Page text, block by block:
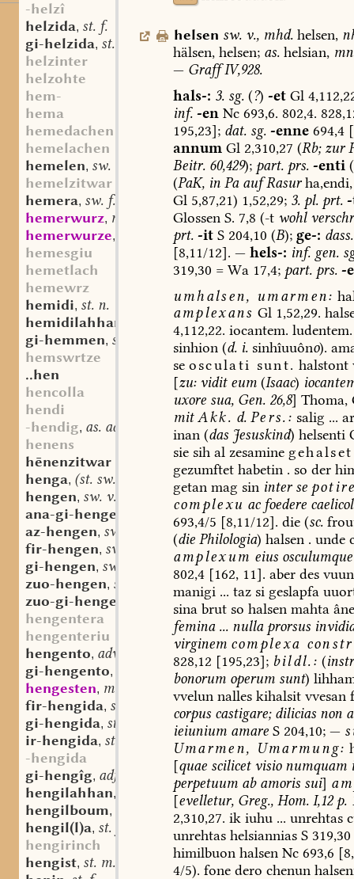
-helzî
helzida, st. f.
gi-helzida, st. f.
helzinter
helzohte
hem-
hema
hemedachen
hemelachen
hemelen, sw. v.
hemelzitwar
hemera, sw. f.
hemerwurz, mhd. st. f.
hemerwurze,
mhd. (st. sw.) f.
hemesgiu
hemetlach
hemewrz
hemidi, st. n.
hemidilahhan
gi-hemmen, sw. v.
hemswrtze
..hen
hencolla
hendi
-hendig, as. adj.
henens
hēnenzitwar
henga, (st. sw.) f.
hengen, sw. v.
ana-gi-hengen
az-hengen, sw. v.
fir-hengen, sw. v.
gi-hengen, sw. v.
zuo-hengen, sw. v.
zuo-gi-hengen
hengentera
hengenteriu
hengento, adv.
gi-hengento,
hengesten, mhd. sw. v.
fir-hengida, st. f.
gi-hengida, st. f.
ir-hengida, st. f.
-hengida
gi-hengîg, adj.
hengilahhan,
hengilboum,
hengil(l)a, st. f.
hengirinch
hengist, st. m.
helsen sw. v., mhd. helsen,
hälsen,helsen; as.helsian,
— GraffIV,928.
hals-: 3.sg.(?) -etGl
inf. -en Nc693,6. 802,4.
195,23]; dat.sg. -enne694,4
annumGl2,310,27 (Rb;zur
Beitr.60,429); part.prs. -enti(
(PaK,inPaaufRasurha,endi,
Gl5,87,21) 1,52,29; 3.pl.prt.
GlossenS. 7,8 (-t wohl
prt. -itS204,10 (B); ge-: dass.
[8,11/12]. — hels-: inf.gen.
319,30 =Wa17,4; part.prs. -
umhalsen, umarmen:
amplexans Gl 1,52,29.
4,112,22. iocantem. ludentem.
sinhion(d.i.sinhîuuôno).
se osculati sunt. halstont
[zu: viditeum(Isaac)
uxoresua,Gen. 26,8] Thoma,
mit Akk. d. Pers.: salig ...
inan(dasJesuskind) helsenti
siesihalzesamine gehalset
gezumftethabetin. so der
getanmag sin interse
complexu acfoedere
693,4/5 [8,11/12]. die(sc.
(diePhilologia) halsen. unde
amplexum eius osculumque
802,4[162, 11]. aberdes
manigi... tazsi geslapfa
sinabrutso halsenmahta âne
femina...nullaprorsus
virginem complexa
828,12 [195,23]; bildl.: (
bonorumoperumsunt)
vvelunnalleskihalsitvvesan
corpuscastigare;diliciasnon
ieiunium amareS204,10;—
Umarmen, Umarmung:
[quaescilicetvisionumquam
perpetuumabamorissui]
[evelletur, Greg.,Hom.I,12p.
2,310,27. ikiuhu... unrehtas
unrehtashelsianniasS319,30
himilbuonhalsenNc693,6
4/5). fonedero chenun